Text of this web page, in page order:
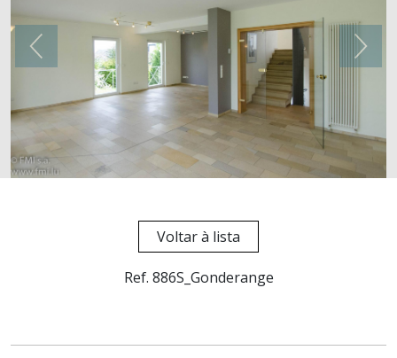
Voltar à lista
Ref. 886S_Gonderange